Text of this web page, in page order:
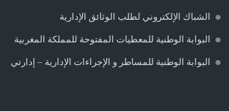
الشباك الإلكتروني لطلب الوثائق الإدارية
البوابة الوطنية للمعطيات المفتوحة للمملكة المغربية
البوابة الوطنية للمساطر و الإجراءات الإدارية – إدارتي